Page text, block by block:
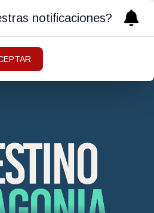
notificaciones?